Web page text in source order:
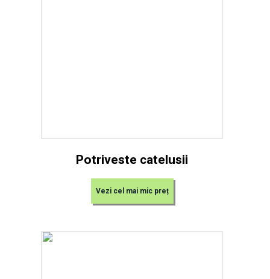
Potriveste catelusii
Vezi cel mai mic preț